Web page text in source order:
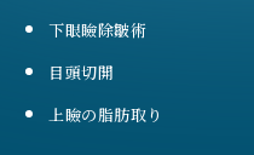
下眼瞼除皺術
目頭切開
上瞼の脂肪取り